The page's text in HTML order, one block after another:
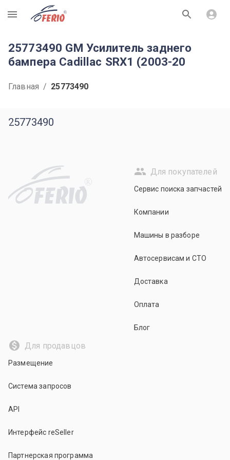
R
25773490 GM Усилитель заднего
бампера Cadillac SRX1 (2003-20
Главная / 25773490
25773490
R
Для покупателей
Сервис поиска запчастей
Компании
Машины в разборе
Автосервисам и СТО
Доставка
Оплата
Блог
Для продавцов
Размещение
Система запросов
API
Интерфейс reSeller
Партнерская программа